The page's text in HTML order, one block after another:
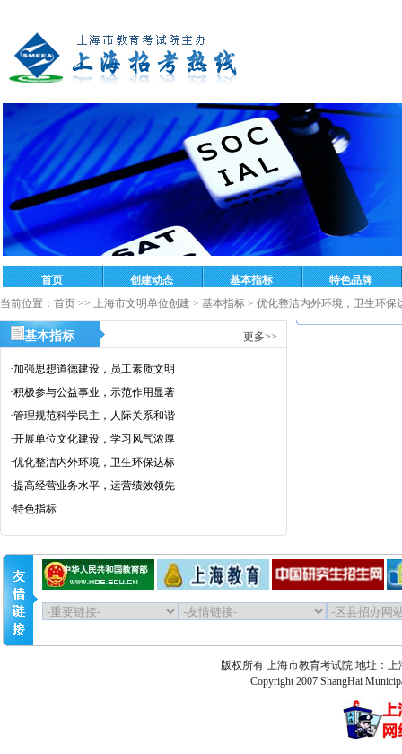
当前位置： 首页 >> 上海市文明单位创建 > 基本指标 > 优化整洁内外环境，卫生环保
基本指标 更多>>
·加强思想道德建设，员工素质文明
·积极参与公益事业，示范作用显著
·管理规范科学民主，人际关系和谐
·开展单位文化建设，学习风气浓厚
·优化整洁内外环境，卫生环保达标
·提高经营业务水平，运营绩效领先
·特色指标